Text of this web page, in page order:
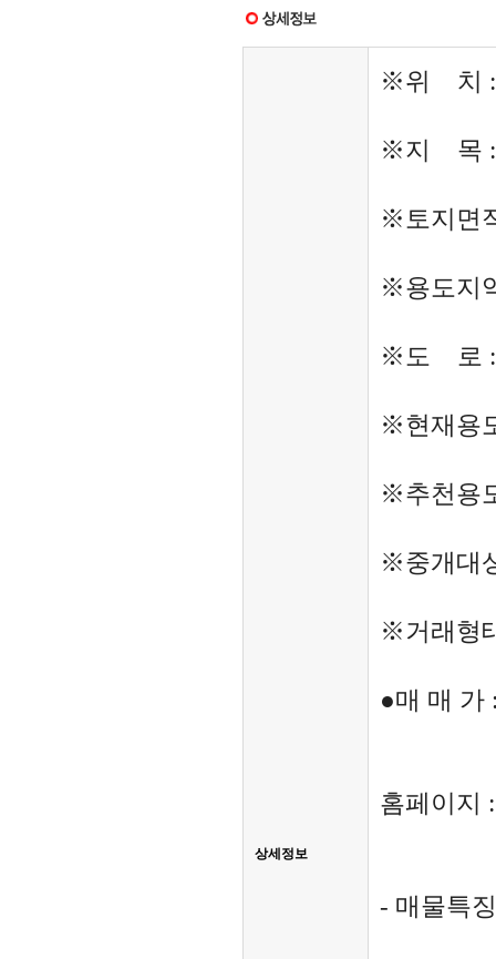
상세정보
※위 치 :
※지 목 :
※토지면
※용도지
※도 로 :
※현재용
※추천용
※중개대
※거래형
●매 매 가
홈페이지
- 매물특